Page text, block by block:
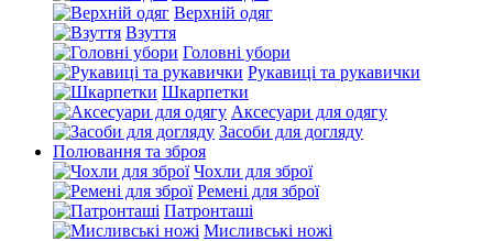
Верхній одяг
Взуття
Головні убори
Рукавиці та рукавички
Шкарпетки
Аксесуари для одягу
Засоби для догляду
Полювання та зброя
Чохли для зброї
Ремені для зброї
Патронташі
Мисливські ножі